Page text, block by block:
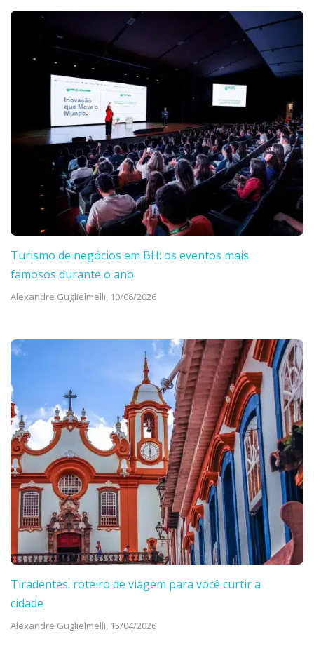
Turismo de negócios em BH: os eventos mais
famosos durante o ano
Alexandre Guglielmelli, 10/06/2026
Tiradentes: roteiro de viagem para você curtir a
cidade
Alexandre Guglielmelli, 15/04/2026